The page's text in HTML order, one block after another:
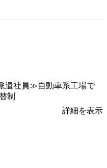
遣社員≫自動車系工場で
制
詳細を表示